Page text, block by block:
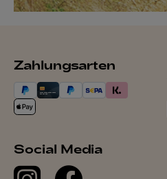
Zahlungsarten
Social Media